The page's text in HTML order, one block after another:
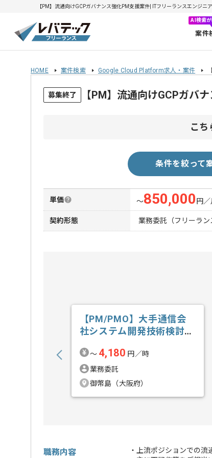
【PM】流通向けGCPガバナンス強化PM支援案件| ITフリーランスエンジ
AI検索が
案件
HOME 案件検索 Google Cloud Platform求人・案件
募集終了 【PM】流通向けGCPガバ
こ
条件を絞って
単価 〜850,000 円／
契約形態 業務委託（フリーラン
【PM/PMO】大手通信会
社システム開発技術検討業
〜 4,180 円／時
業務委託
御幣島（大阪府）
職務内容
・上流ポジションでの流